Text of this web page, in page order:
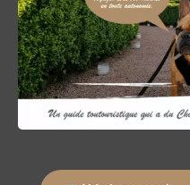
g
e